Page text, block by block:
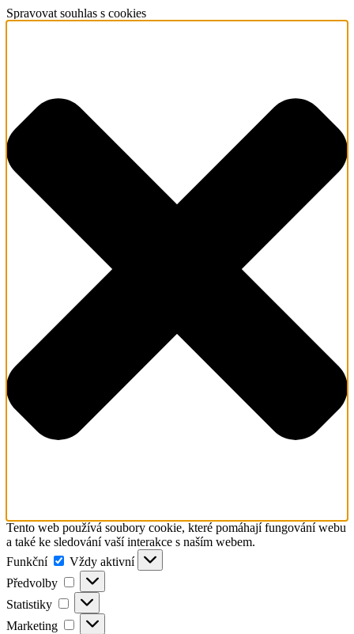
Spravovat souhlas s cookies
Tento web používá soubory cookie, které pomáhají fungování webu
a také ke sledování vaší interakce s naším webem.
Funkční
Funkční
Vždy aktivní
Předvolby
Předvolby
Statistiky Statistiky
Marketing Marketing